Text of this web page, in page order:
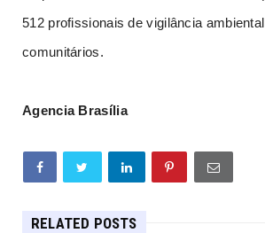
512 profissionais de vigilância
comunitários.
Agencia Brasília
RELATED POSTS